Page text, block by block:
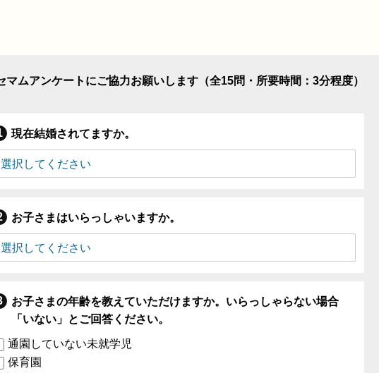
マムアンケートにご協力お願いします（全15問・所要時間：3分程度）
現在結婚されてますか。
お子さまはいらっしゃいますか。
お子さまの年齢を教えていただけますか。いらっしゃらない場合
「いない」とご回答ください。
通園していない未就学児
保育園